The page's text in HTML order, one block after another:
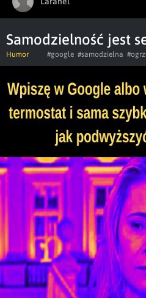
Samodzielność jest
Humor #google #samodzielna